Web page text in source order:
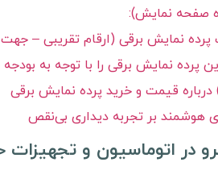
صفحه نمایش):
نمایش برقی (ارقام تقریبی –
پرده نمایش برقی را با توجه به
هوشمند بر تجربه دیداری بی‌نقص
در اتوماسیون و